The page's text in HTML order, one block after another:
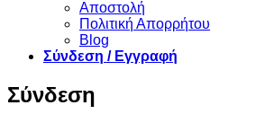
Αποστολή
Πολιτική Απορρήτου
Blog
Σύνδεση / Εγγραφή
Σύνδεση